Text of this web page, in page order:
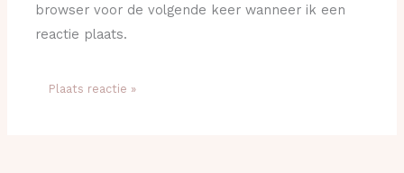
browser voor de volgende keer wanneer ik een
reactie plaats.